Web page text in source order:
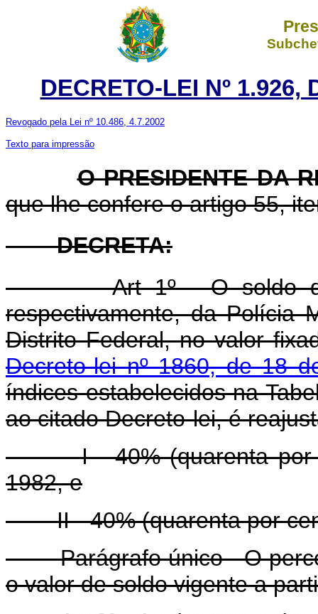
DECRETO-LEI Nº 1.926,
Revogado pela Lei nº 10.486, 4.7.2002
Texto para impressão
O PRESIDENTE DA
que lhe confere o artigo 55,
DECRETA:
Art 1º - O soldo dos
respectivamente, da Polícia
Distrito Federal, no valor
Decreto-lei nº 1860, de 18
índices estabelecidos na
ao citado Decreto-lei, é
I - 40% (quarenta por
1982, e
II - 40% (quarenta por
Parágrafo único - O
o valor de soldo vigente a